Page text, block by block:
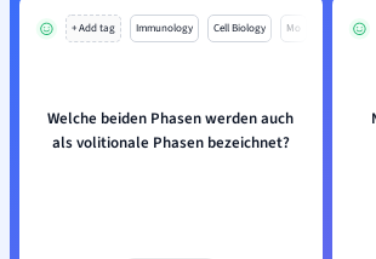
+ Add tag Immunology Cell Biology Mo
Welche beiden Phasen werden auch
als volitionale Phasen bezeichnet?